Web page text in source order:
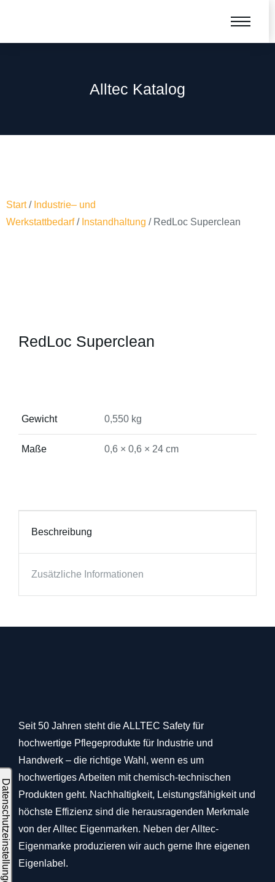
Alltec Katalog
Start/ Industrie– und
Werkstattbedarf/ Instandhaltung / RedLoc Superclean
RedLoc Superclean
Gewicht 0,550 kg
Maße 0,6 × 0,6 × 24 cm
Beschreibung
Zusätzliche Informationen
Seit 50 Jahren steht die ALLTEC Safety für
hochwertige Pflegeprodukte für Industrie und
Handwerk – die richtige Wahl, wenn es um
hochwertiges Arbeiten mit chemisch-technischen
Produkten geht. Nachhaltigkeit, Leistungsfähigkeit und
höchste Effizienz sind die herausragenden Merkmale
von der Alltec Eigenmarken. Neben der Alltec-
Eigenmarke produzieren wir auch gerne Ihre eigenen
Eigenlabel.